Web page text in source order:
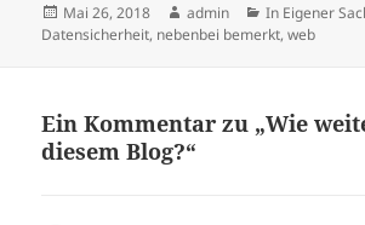
Veröffentlicht
am
Mai 26, 2018 Autor
admin Kategorien
In Eigener
Datensicherheit, nebenbei bemerkt,web
Ein Kommentar zu „Wie
diesem Blog?“